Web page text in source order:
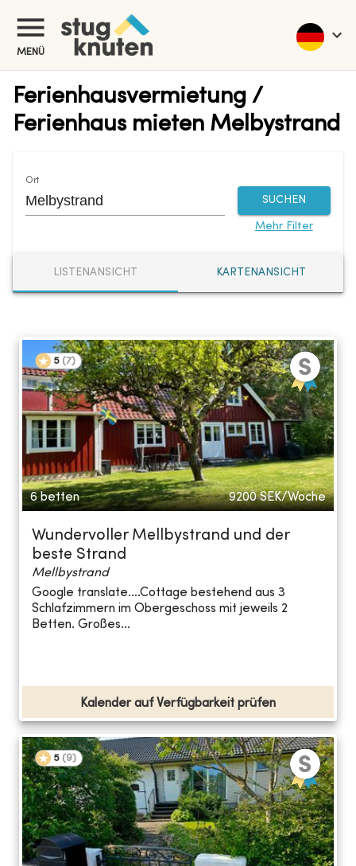
MENÜ
Ferienhausvermietung /
Ferienhaus mieten Melbystrand
Ort
SUCHEN
Mehr Filter
LISTENANSICHT KARTENANSICHT
5 (7)
6 betten 9200 SEK/Woche
Wundervoller Mellbystrand und der
beste Strand
Mellbystrand
Google translate….Cottage bestehend aus 3
Schlafzimmern im Obergeschoss mit jeweils 2
Betten. Großes...
Kalender auf Verfügbarkeit prüfen
5 (9)